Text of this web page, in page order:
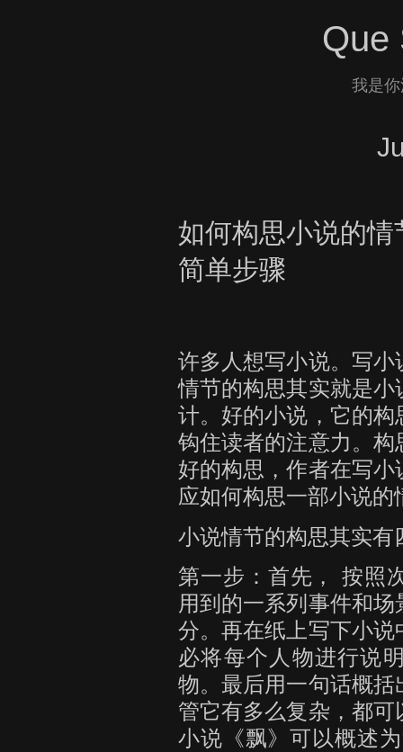
Que
我是
如何构思小说的
简单步骤
许多人想写小说。写
情节的构思其实就是
计。好的小说，它的
钩住读者的注意力。
好的构思，作者在写
应如何构思一部小说的
小说情节的构思其实有
第一步：首先， 按照
用到的一系列事件和
分。再在纸上写下小
必将每个人物进行说
物。最后用一句话概
管它有多么复杂，都
小说《飘》可以概述